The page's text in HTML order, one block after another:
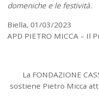
domeniche e le festività.
Biella, 01/03/2023
APD PIETRO MICCA – Il
La FONDAZIONE
sostiene Pietro Micca